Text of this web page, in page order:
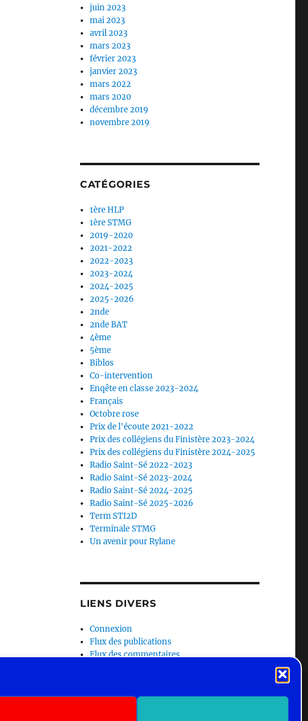
juin 2023
mai 2023
avril 2023
mars 2023
février 2023
janvier 2023
mars 2022
mars 2020
décembre 2019
novembre 2019
CATÉGORIES
1ère HLP
1ère STMG
2019-2020
2021-2022
2022-2023
2023-2024
2024-2025
2025-2026
2nde
2nde BAT
4ème
5ème
Biblos
Co-intervention
Enqête en classe 2023-2024
Français
Octobre rose
Prix de l'écoute 2021-2022
Prix des collégiens du Finistère 2023-2024
Prix des collégiens du Finistère 2024-2025
Radio Saint-Sé 2022-2023
Radio Saint-Sé 2023-2024
Radio Saint-Sé 2024-2025
Radio Saint-Sé 2025-2026
Term STI2D
Terminale STMG
Un avenir pour Rylane
LIENS DIVERS
Connexion
Flux des publications
Flux des commentaires